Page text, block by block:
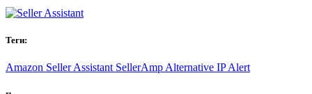
Теги:
Amazon Seller Assistant SellerAmp Alternative IP Alert